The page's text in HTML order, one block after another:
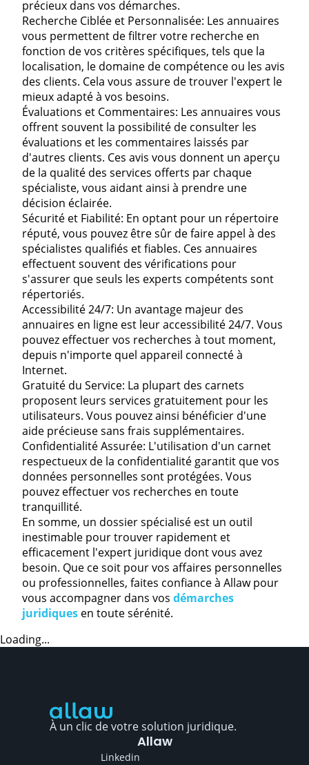
précieux dans vos démarches.
Recherche Ciblée et Personnalisée: Les annuaires
vous permettent de filtrer votre recherche en
fonction de vos critères spécifiques, tels que la
localisation, le domaine de compétence ou les avis
des clients. Cela vous assure de trouver l'expert le
mieux adapté à vos besoins.
Évaluations et Commentaires: Les annuaires vous
offrent souvent la possibilité de consulter les
évaluations et les commentaires laissés par
d'autres clients. Ces avis vous donnent un aperçu
de la qualité des services offerts par chaque
spécialiste, vous aidant ainsi à prendre une
décision éclairée.
Sécurité et Fiabilité: En optant pour un répertoire
réputé, vous pouvez être sûr de faire appel à des
spécialistes qualifiés et fiables. Ces annuaires
effectuent souvent des vérifications pour
s'assurer que seuls les experts compétents sont
répertoriés.
Accessibilité 24/7: Un avantage majeur des
annuaires en ligne est leur accessibilité 24/7. Vous
pouvez effectuer vos recherches à tout moment,
depuis n'importe quel appareil connecté à
Internet.
Gratuité du Service: La plupart des carnets
proposent leurs services gratuitement pour les
utilisateurs. Vous pouvez ainsi bénéficier d'une
aide précieuse sans frais supplémentaires.
Confidentialité Assurée: L'utilisation d'un carnet
respectueux de la confidentialité garantit que vos
données personnelles sont protégées. Vous
pouvez effectuer vos recherches en toute
tranquillité.
En somme, un dossier spécialisé est un outil
inestimable pour trouver rapidement et
efficacement l'expert juridique dont vous avez
besoin. Que ce soit pour vos affaires personnelles
ou professionnelles, faites confiance à Allaw pour
vous accompagner dans vos démarches
juridiques en toute sérénité.
Loading...
À un clic de votre solution juridique.
Allaw
Linkedin